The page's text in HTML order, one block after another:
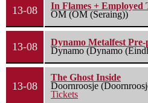
13-08
In Flames + Employed
OM (OM (Seraing))
13-08
Dynamo Metalfest
Dynamo (Dynamo
13-08
The Ghost Inside
Doornroosje
Tickets